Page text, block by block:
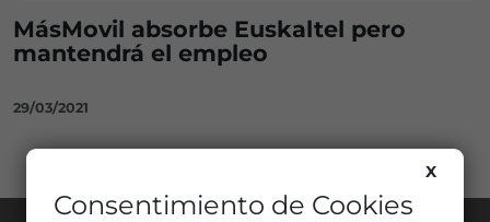
MásMovil absorbe Euskaltel pero
mantendrá el empleo
29/03/2021
X
Consentimiento de Cookies